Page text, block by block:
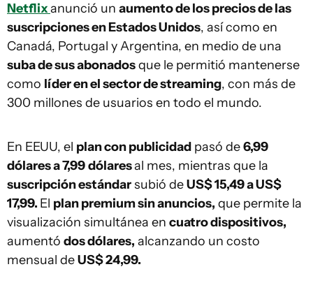
Netflixanunció un aumento de los precios de las
suscripciones en Estados Unidos, así como en
Canadá, Portugal y Argentina, en medio de una
suba de sus abonadosque le permitió mantenerse
como líder en el sector de streaming, con más de
300 millones de usuarios en todo el mundo.
En EEUU, el plan con publicidad pasó de6,99
dólares a 7,99dólaresal mes, mientras que la
suscripción estándarsubió deUS$ 15,49 a US$
17,99. El plan premium sin anuncios, que permite la
visualización simultánea en cuatro dispositivos,
aumentó dos dólares, alcanzando un costo
mensual deUS$ 24,99.